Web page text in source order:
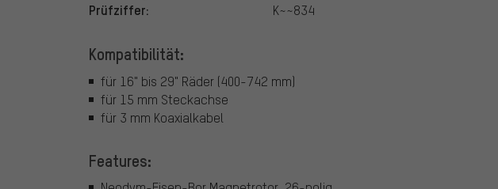
Prüfziffer: K~~834
Kompatibilität:
für 16" bis 29" Räder (400-742 mm)
für 15 mm Steckachse
für 3 mm Koaxialkabel
Features: